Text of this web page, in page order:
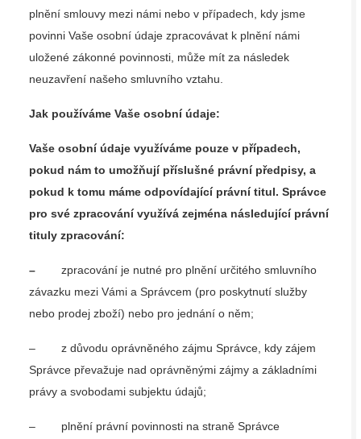
plnění smlouvy mezi námi nebo v případech, kdy jsme
povinni Vaše osobní údaje zpracovávat k plnění námi
uložené zákonné povinnosti, může mít za následek
neuzavření našeho smluvního vztahu.
Jak používáme Vaše osobní údaje:
Vaše osobní údaje využíváme pouze v případech,
pokud nám to umožňují příslušné právní předpisy, a
pokud k tomu máme odpovídající právní titul. Správce
pro své zpracování využívá zejména následující právní
tituly zpracování:
– zpracování je nutné pro plnění určitého smluvního
závazku mezi Vámi a Správcem (pro poskytnutí služby
nebo prodej zboží) nebo pro jednání o něm;
– z důvodu oprávněného zájmu Správce, kdy zájem
Správce převažuje nad oprávněnými zájmy a základními
právy a svobodami subjektu údajů;
– plnění právní povinnosti na straně Správce